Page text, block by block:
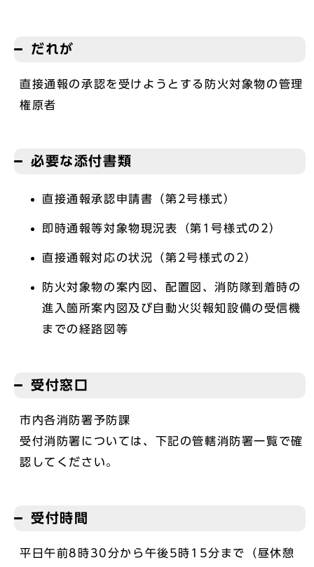
だれが
直接通報の承認を受けようとする防火対象物の管理
権原者
必要な添付書類
直接通報承認申請書（第2号様式）
即時通報等対象物現況表（第1号様式の2）
直接通報対応の状況（第2号様式の2）
防火対象物の案内図、配置図、消防隊到着時の
進入箇所案内図及び自動火災報知設備の受信機
までの経路図等
受付窓口
市内各消防署予防課
受付消防署については、下記の管轄消防署一覧で確
認してください。
受付時間
平日午前8時30分から午後5時15分まで（昼休憩